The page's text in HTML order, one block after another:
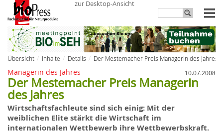
zur Desktop-Ansicht
Übersicht Inhalte Details Der Mestemacher Preis Managerin des Jahres
Managerin des Jahres 10.07.2008
Der Mestemacher Preis Managerin
des Jahres
Wirtschaftsfachleute sind sich einig: Mit der
weiblichen Elite stärkt die Wirtschaft im
internationalen Wettbewerb ihre Wettbewerbskraft.